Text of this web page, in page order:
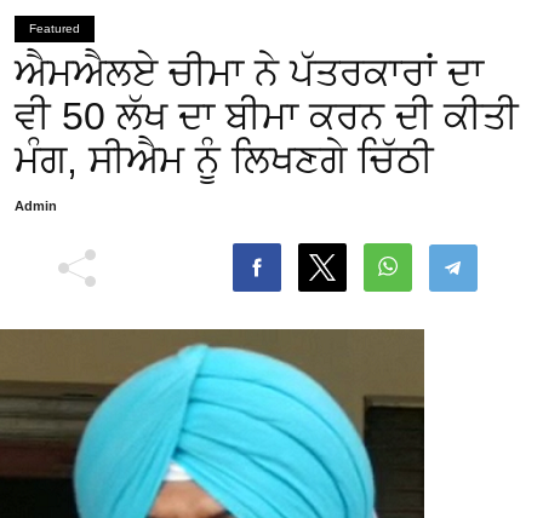
Featured
ਐਮਐਲਏ ਚੀਮਾ ਨੇ ਪੱਤਰਕਾਰਾਂ ਦਾ
ਵੀ 50 ਲੱਖ ਦਾ ਬੀਮਾ ਕਰਨ ਦੀ ਕੀਤੀ
ਮੰਗ, ਸੀਐਮ ਨੂੰ ਲਿਖਣਗੇ ਚਿੱਠੀ
Admin